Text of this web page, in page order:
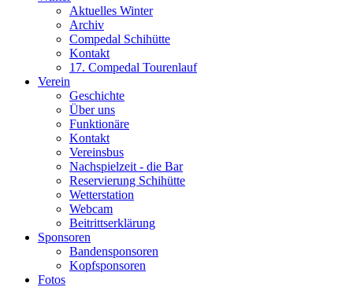
Aktuelles Winter
Archiv
Compedal Schihütte
Kontakt
17. Compedal Tourenlauf
Verein
Geschichte
Über uns
Funktionäre
Kontakt
Vereinsbus
Nachspielzeit - die Bar
Reservierung Schihütte
Wetterstation
Webcam
Beitrittserklärung
Sponsoren
Bandensponsoren
Kopfsponsoren
Fotos